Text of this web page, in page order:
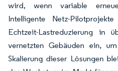
wird, wenn variable
Intelligente Netz-
Echtzeit-Lastreduzierung in
vernetzten Gebäuden ein,
Skalierung dieser Lösungen